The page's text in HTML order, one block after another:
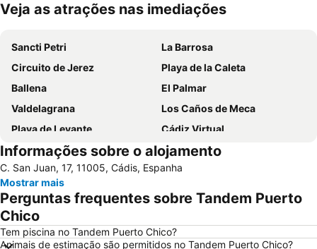
Ampliar mapa
Veja as atrações nas imediações
Sancti Petri
La Barrosa
Circuito de Jerez
Playa de la Caleta
Ballena
El Palmar
Valdelagrana
Los Caños de Meca
Playa de Levante
Cádiz Virtual
El Puerto de Santa María Basin
Puerto de la Bahía de Cádiz
Roche
Estación de Ferrocarril de Cádiz
Victoria Beach
Fuente del Gallo
El Rompidillo
Ayuntamiento
Feria del Caballo
Informações sobre o alojamento
C. San Juan, 17, 11005, Cádis, Espanha
Mostrar mais
Perguntas frequentes sobre Tandem Puerto
Chico
Tem piscina no Tandem Puerto Chico?
Animais de estimação são permitidos no Tandem Puerto Chico?